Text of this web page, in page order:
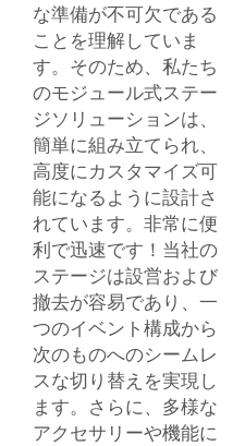
な準備が不可欠である
ことを理解していま
す。そのため、私たち
のモジュール式ステー
ジソリューションは、
簡単に組み立てられ、
高度にカスタマイズ可
能になるように設計さ
れています。非常に便
利で迅速です！当社の
ステージは設営および
撤去が容易であり、一
つのイベント構成から
次のものへのシームレ
スな切り替えを実現し
ます。さらに、多様な
アクセサリーや機能に